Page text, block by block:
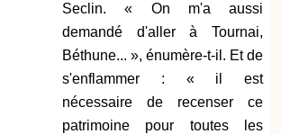
Seclin. « On m'a aussi
demandé d'aller à Tournai,
Béthune... », énumère-t-il. Et de
s'enflammer : « il est
nécessaire de recenser ce
patrimoine pour toutes les